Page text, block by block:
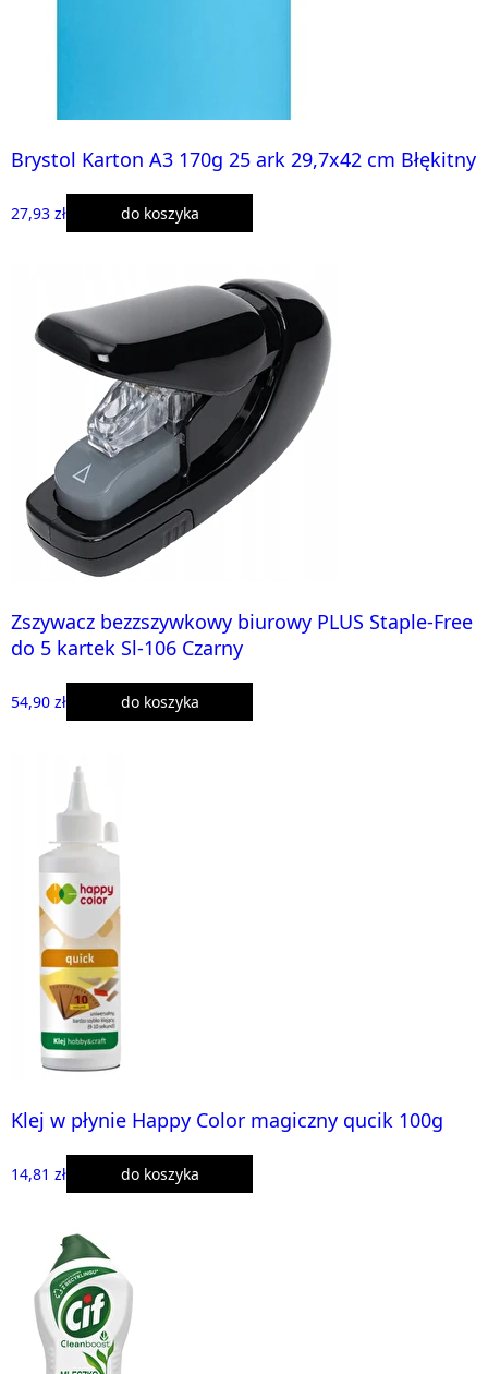
Brystol Karton A3 170g 25 ark 29,7x42 cm Błękitny
27,93 zł do koszyka
Zszywacz bezzszywkowy biurowy PLUS Staple-Free
do 5 kartek Sl-106 Czarny
54,90 zł do koszyka
Klej w płynie Happy Color magiczny qucik 100g
14,81 zł do koszyka